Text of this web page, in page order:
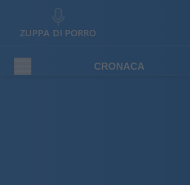
ZUPPA DI PORRO
CRONACA